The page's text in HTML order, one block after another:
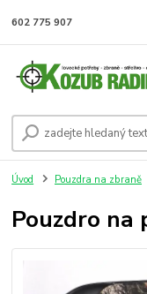
602 775 907
Úvod Pouzdra na zbraně
Pouzdro na